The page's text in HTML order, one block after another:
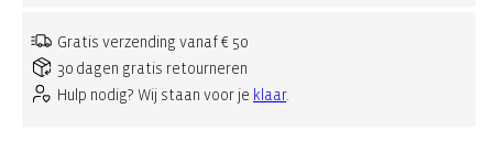
Gratis verzending vanaf € 50
30 dagen gratis retourneren
Hulp nodig? Wij staan voor je klaar.